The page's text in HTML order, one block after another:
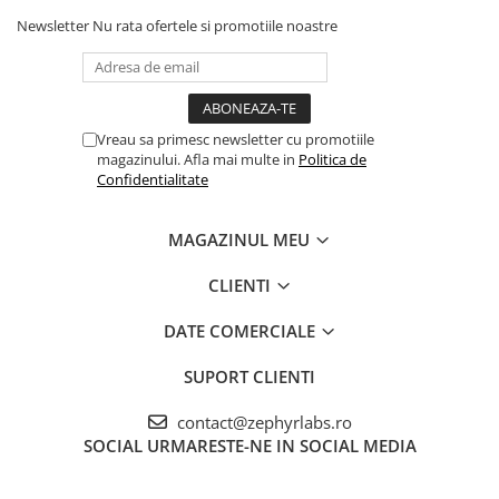
Newsletter Nu rata ofertele si promotiile noastre
Vreau sa primesc newsletter cu promotiile
magazinului. Afla mai multe in Politica de
Confidentialitate
MAGAZINUL MEU
CLIENTI
DATE COMERCIALE
SUPORT CLIENTI
contact@zephyrlabs.ro
SOCIAL URMARESTE-NE IN SOCIAL MEDIA